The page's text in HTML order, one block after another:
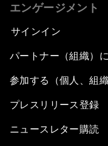
エンゲージメント
サインイン
パートナー（組織）
参加する（個人、組織
プレスリリース登録
ニュースレター購読